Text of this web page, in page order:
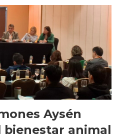
Aysén
bienestar animal